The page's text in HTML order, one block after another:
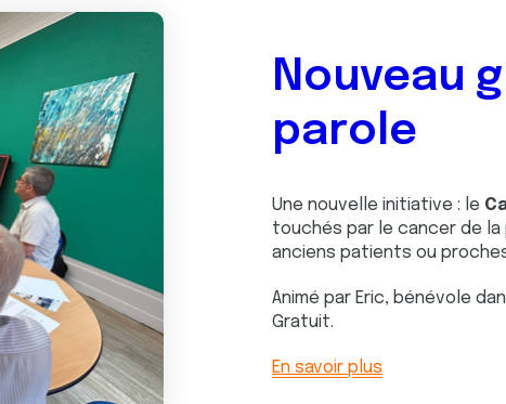
Nouveau
parole
Une nouvelle initiative : le
touchés par le cancer de
anciens patients ou
Animé par Eric, bénévole
Gratuit.
En savoir plus